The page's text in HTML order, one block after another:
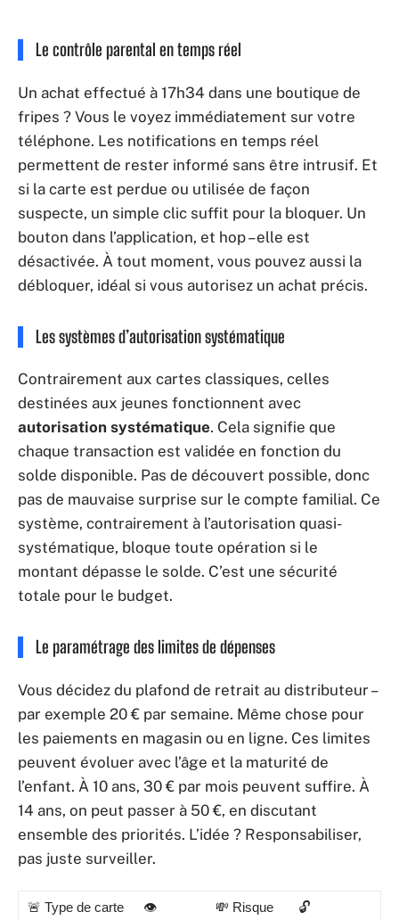
Le contrôle parental en temps réel
Un achat effectué à 17h34 dans une boutique de
fripes ? Vous le voyez immédiatement sur votre
téléphone. Les notifications en temps réel
permettent de rester informé sans être intrusif. Et
si la carte est perdue ou utilisée de façon
suspecte, un simple clic suffit pour la bloquer. Un
bouton dans l’application, et hop – elle est
désactivée. À tout moment, vous pouvez aussi la
débloquer, idéal si vous autorisez un achat précis.
Les systèmes d’autorisation systématique
Contrairement aux cartes classiques, celles
destinées aux jeunes fonctionnent avec
autorisation systématique. Cela signifie que
chaque transaction est validée en fonction du
solde disponible. Pas de découvert possible, donc
pas de mauvaise surprise sur le compte familial. Ce
système, contrairement à l’autorisation quasi-
systématique, bloque toute opération si le
montant dépasse le solde. C’est une sécurité
totale pour le budget.
Le paramétrage des limites de dépenses
Vous décidez du plafond de retrait au distributeur –
par exemple 20 € par semaine. Même chose pour
les paiements en magasin ou en ligne. Ces limites
peuvent évoluer avec l’âge et la maturité de
l’enfant. À 10 ans, 30 € par mois peuvent suffire. À
14 ans, on peut passer à 50 €, en discutant
ensemble des priorités. L’idée ? Responsabiliser,
pas juste surveiller.
🚨 Type de carte
👁️
💸 Risque
🔓